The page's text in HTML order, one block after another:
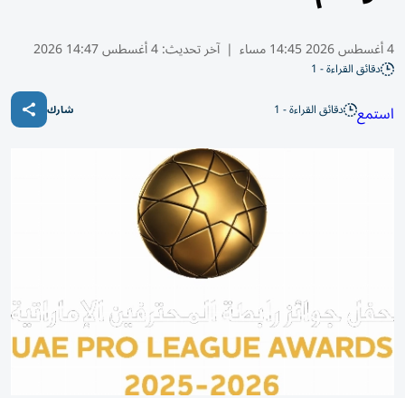
4 أغسطس 2026 14:45 مساء | آخر تحديث:4 أغسطس 14:47 2026
دقائق القراءة - 1
استمع دقائق القراءة - 1 شارك